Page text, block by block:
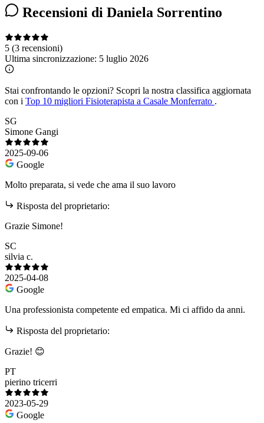
Recensioni di Daniela Sorrentino
5 (3 recensioni)
Ultima sincronizzazione: 5 luglio 2026
Stai confrontando le opzioni? Scopri la nostra classifica aggiornata
con i Top 10 migliori Fisioterapista a Casale Monferrato .
SG
Simone Gangi
2025-09-06
Google
Molto preparata, si vede che ama il suo lavoro
Risposta del proprietario:
Grazie Simone!
SC
silvia c.
2025-04-08
Google
Una professionista competente ed empatica. Mi ci affido da anni.
Risposta del proprietario:
Grazie! 😊
PT
pierino tricerri
2023-05-29
Google